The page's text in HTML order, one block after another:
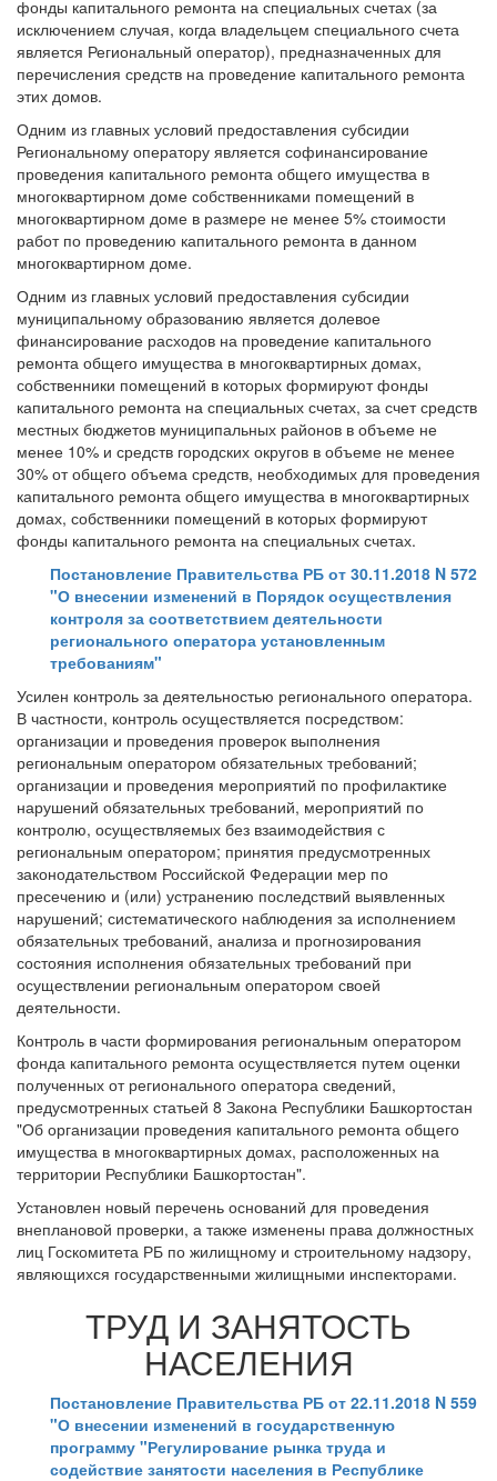
фонды капитального ремонта на специальных счетах (за
исключением случая, когда владельцем специального счета
является Региональный оператор), предназначенных для
перечисления средств на проведение капитального ремонта
этих домов.
Одним из главных условий предоставления субсидии
Региональному оператору является софинансирование
проведения капитального ремонта общего имущества в
многоквартирном доме собственниками помещений в
многоквартирном доме в размере не менее 5% стоимости
работ по проведению капитального ремонта в данном
многоквартирном доме.
Одним из главных условий предоставления субсидии
муниципальному образованию является долевое
финансирование расходов на проведение капитального
ремонта общего имущества в многоквартирных домах,
собственники помещений в которых формируют фонды
капитального ремонта на специальных счетах, за счет средств
местных бюджетов муниципальных районов в объеме не
менее 10% и средств городских округов в объеме не менее
30% от общего объема средств, необходимых для проведения
капитального ремонта общего имущества в многоквартирных
домах, собственники помещений в которых формируют
фонды капитального ремонта на специальных счетах.
Постановление Правительства РБ от 30.11.2018 N 572
"О внесении изменений в Порядок осуществления
контроля за соответствием деятельности
регионального оператора установленным
требованиям"
Усилен контроль за деятельностью регионального оператора.
В частности, контроль осуществляется посредством:
организации и проведения проверок выполнения
региональным оператором обязательных требований;
организации и проведения мероприятий по профилактике
нарушений обязательных требований, мероприятий по
контролю, осуществляемых без взаимодействия с
региональным оператором; принятия предусмотренных
законодательством Российской Федерации мер по
пресечению и (или) устранению последствий выявленных
нарушений; систематического наблюдения за исполнением
обязательных требований, анализа и прогнозирования
состояния исполнения обязательных требований при
осуществлении региональным оператором своей
деятельности.
Контроль в части формирования региональным оператором
фонда капитального ремонта осуществляется путем оценки
полученных от регионального оператора сведений,
предусмотренных статьей 8 Закона Республики Башкортостан
"Об организации проведения капитального ремонта общего
имущества в многоквартирных домах, расположенных на
территории Республики Башкортостан".
Установлен новый перечень оснований для проведения
внеплановой проверки, а также изменены права должностных
лиц Госкомитета РБ по жилищному и строительному надзору,
являющихся государственными жилищными инспекторами.
ТРУД И ЗАНЯТОСТЬ
НАСЕЛЕНИЯ
Постановление Правительства РБ от 22.11.2018 N 559
"О внесении изменений в государственную
программу "Регулирование рынка труда и
содействие занятости населения в Республике